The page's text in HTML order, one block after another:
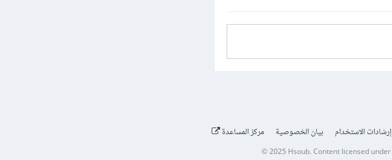
إرشادات الاستخدام بيان الخصوصية مركز المساعدة
© 2025 Hsoub.Content licensed under